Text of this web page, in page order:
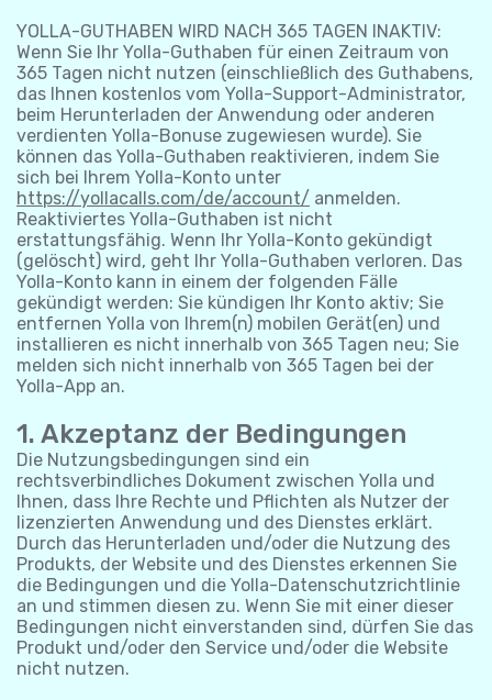
YOLLA-GUTHABEN WIRD NACH 365 TAGEN INAKTIV:
Wenn Sie Ihr Yolla-Guthaben für einen Zeitraum von
365 Tagen nicht nutzen (einschließlich des Guthabens,
das Ihnen kostenlos vom Yolla-Support-Administrator,
beim Herunterladen der Anwendung oder anderen
verdienten Yolla-Bonuse zugewiesen wurde). Sie
können das Yolla-Guthaben reaktivieren, indem Sie
sich bei Ihrem Yolla-Konto unter
https://yollacalls.com/de/account/ anmelden.
Reaktiviertes Yolla-Guthaben ist nicht
erstattungsfähig. Wenn Ihr Yolla-Konto gekündigt
(gelöscht) wird, geht Ihr Yolla-Guthaben verloren. Das
Yolla-Konto kann in einem der folgenden Fälle
gekündigt werden: Sie kündigen Ihr Konto aktiv; Sie
entfernen Yolla von Ihrem(n) mobilen Gerät(en) und
installieren es nicht innerhalb von 365 Tagen neu; Sie
melden sich nicht innerhalb von 365 Tagen bei der
Yolla-App an.
1. Akzeptanz der Bedingungen
Die Nutzungsbedingungen sind ein
rechtsverbindliches Dokument zwischen Yolla und
Ihnen, dass Ihre Rechte und Pflichten als Nutzer der
lizenzierten Anwendung und des Dienstes erklärt.
Durch das Herunterladen und/oder die Nutzung des
Produkts, der Website und des Dienstes erkennen Sie
die Bedingungen und die Yolla-Datenschutzrichtlinie
an und stimmen diesen zu. Wenn Sie mit einer dieser
Bedingungen nicht einverstanden sind, dürfen Sie das
Produkt und/oder den Service und/oder die Website
nicht nutzen.